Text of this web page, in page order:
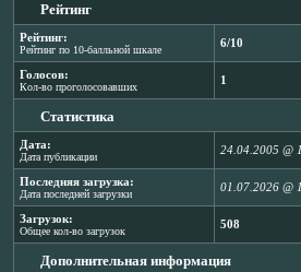
Рейтинг
Рейтинг:
Рейтинг по 10-балльной шкале
6/10
Голосов:
Кол-во проголосовавших
1
Статистика
Дата:
Дата публикации
24.04.2005 @
Последняя загрузка:
Дата последней загрузки
01.07.2026 @
Загрузок:
Общее кол-во загрузок
508
Дополнительная информация